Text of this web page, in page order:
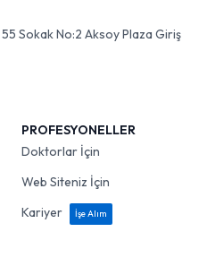
Sokak No:2 Aksoy Plaza Giriş
PROFESYONELLER
Doktorlar İçin
Web Siteniz İçin
Kariyer
İşe Alım